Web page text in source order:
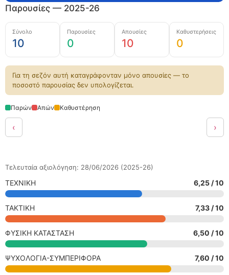
Παρουσίες — 2025-26
Σύνολο
10
Παρουσίες
0
Απουσίες
10
Καθυστερήσεις
0
Για τη σεζόν αυτή καταγράφονταν μόνο απουσίες — το
ποσοστό παρουσίας δεν υπολογίζεται.
Παρών Απών Καθυστέρηση
‹ ›
Τελευταία αξιολόγηση: 28/06/2026 (2025-26)
ΤΕΧΝΙΚΗ 6,25 / 10
ΤΑΚΤΙΚΗ 7,33 / 10
ΦΥΣΙΚΗ ΚΑΤΑΣΤΑΣΗ 6,50 / 10
ΨΥΧΟΛΟΓΙΑ-ΣΥΜΠΕΡΙΦΟΡΑ 7,60 / 10